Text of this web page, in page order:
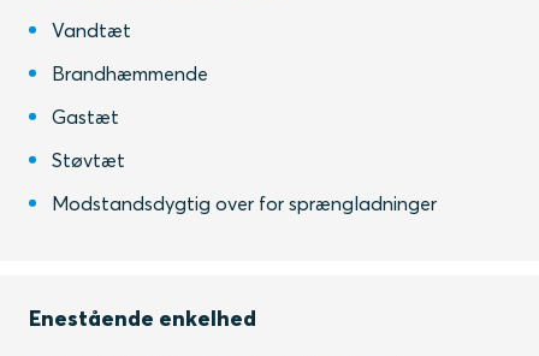
Vandtæt
Brandhæmmende
Gastæt
Støvtæt
Modstandsdygtig over for sprængladninger
Enestående enkelhed